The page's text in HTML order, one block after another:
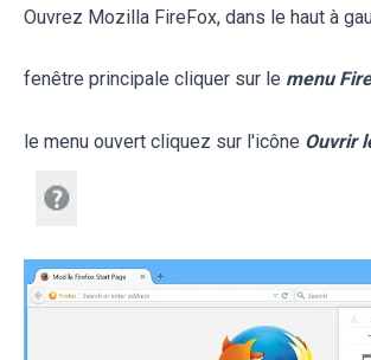
Ouvrez Mozilla FireFox, dans le haut à
fenêtre principale cliquer sur le menu
le menu ouvert cliquez sur l'icône Ouvrir